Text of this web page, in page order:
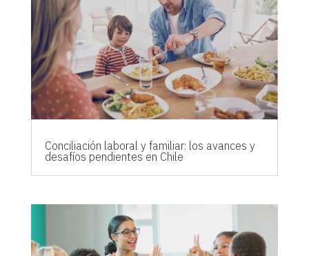
Conciliación laboral y familiar: los avances y
desafíos pendientes en Chile